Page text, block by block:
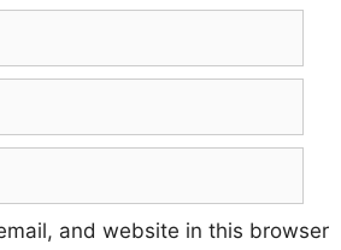
and website in this browser